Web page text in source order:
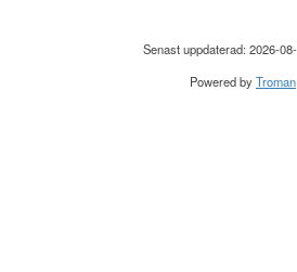
Senast uppdaterad: 2026-
Powered byTroman